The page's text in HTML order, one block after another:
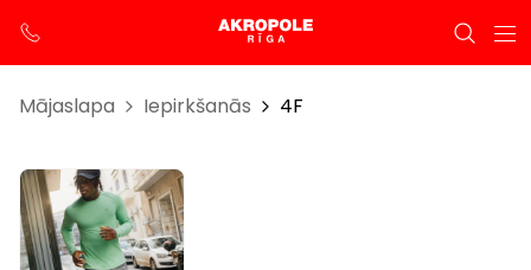
Mājaslapa Iepirkšanās 4F